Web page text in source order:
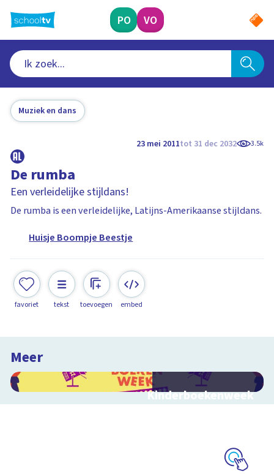
naar
hoofdinhoud
PO VO
Muziek en dans
23 mei 2011tot 31 dec 2032 3.5k
De rumba
Een verleidelijke stijldans!
De rumba is een verleidelijke, Latijns-Amerikaanse stijldans.
Huisje Boompje Beestje
favoriet tekst toevoegen embed
Meer
Kinderboekenweek
2026